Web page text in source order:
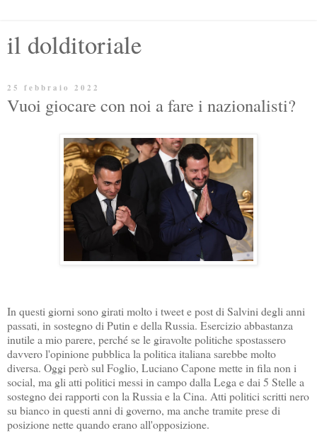
il dolditoriale
25 febbraio 2022
Vuoi giocare con noi a fare i nazionalisti?
In questi giorni sono girati molto i tweet e post di Salvini degli anni
passati, in sostegno di Putin e della Russia. Esercizio abbastanza
inutile a mio parere, perché se le giravolte politiche spostassero
davvero l'opinione pubblica la politica italiana sarebbe molto
diversa. Oggi però sul Foglio, Luciano Capone mette in fila non i
social, ma gli atti politici messi in campo dalla Lega e dai 5 Stelle a
sostegno dei rapporti con la Russia e la Cina. Atti politici scritti nero
su bianco in questi anni di governo, ma anche tramite prese di
posizione nette quando erano all'opposizione.